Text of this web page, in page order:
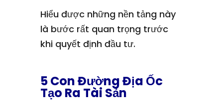
Hiểu được những nền tảng này
là bước rất quan trọng trước
khi quyết định đầu tư.
5 Con Đường Địa Ốc
Tạo Ra Tài Sản